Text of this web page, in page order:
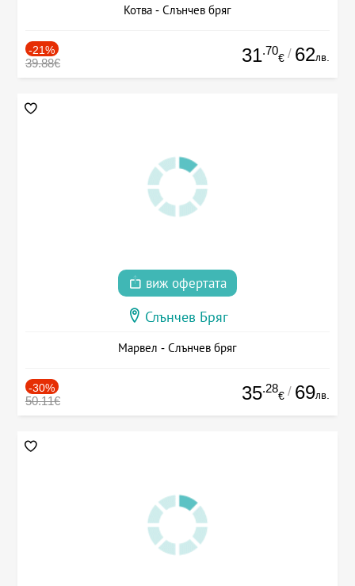
Котва - Слънчев бряг
-21%
39.88€ 31.70
€ / 62лв.
виж офертата
Слънчев Бряг
Марвел - Слънчев бряг
-30%
50.11€ 35.28
€ / 69лв.